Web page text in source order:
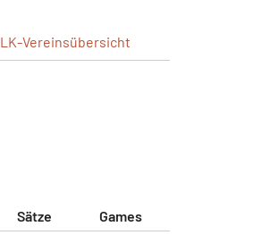
LK-Vereinsübersicht
Sätze
Games